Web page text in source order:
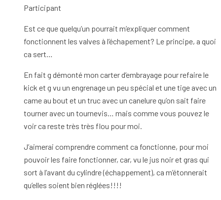
Participant
Est ce que quelqu’un pourrait m’expliquer comment
fonctionnent les valves à l’échapement? Le principe, a quoi
ca sert…
En fait g démonté mon carter d’embrayage pour refaire le
kick et g vu un engrenage un peu spécial et une tige avec un
came au bout et un truc avec un canelure qu’on sait faire
tourner avec un tournevis… mais comme vous pouvez le
voir ca reste très très flou pour moi.
J’aimerai comprendre comment ca fonctionne, pour moi
pouvoir les faire fonctionner, car, vu le jus noir et gras qui
sort à l’avant du cylindre (échappement), ca m’étonnerait
qu’elles soient bien réglées!!!!